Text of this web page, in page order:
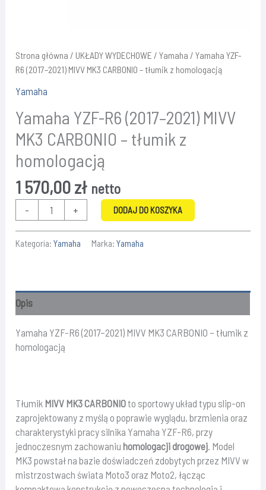
Strona główna / UKŁADY WYDECHOWE /Yamaha / Yamaha YZF-
R6 (2017–2021) MIVV MK3 CARBONIO – tłumik z homologacją
Yamaha
Yamaha YZF-R6 (2017–2021) MIVV
MK3 CARBONIO – tłumik z
homologacją
1 570,00zł netto
-
Yamaha
YZF-
R6
MIVV
MK3
–
tłumik
+ DODAJ DO KOSZYKA
Kategoria:Yamaha Marka:Yamaha
Opis
Yamaha YZF-R6 (2017–2021) MIVV MK3 CARBONIO – tłumik z
homologacją
Tłumik MIVV MK3 CARBONIOto sportowy układ typu slip-on
zaprojektowany z myślą o poprawie wyglądu, brzmienia oraz
charakterystyki pracy silnika Yamaha YZF-R6, przy
jednoczesnym zachowaniuhomologacji drogowej . Model
MK3 powstał na bazie doświadczeń zdobytych przez MIVV w
mistrzostwach świata Moto3 oraz Moto2, łącząc